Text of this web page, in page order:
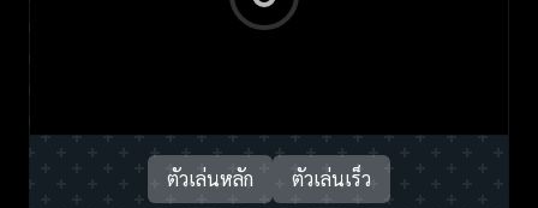
ตัวเล่นหลัก ตัวเล่นเร็ว